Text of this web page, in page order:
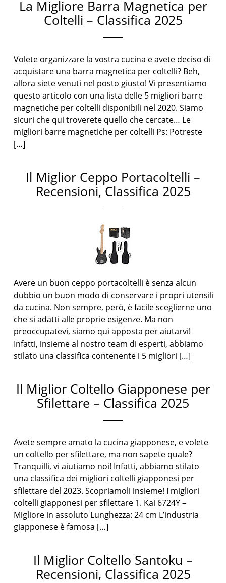
La Migliore Barra Magnetica per
Coltelli – Classifica 2025
Volete organizzare la vostra cucina e avete deciso di
acquistare una barra magnetica per coltelli? Beh,
allora siete venuti nel posto giusto! Vi presentiamo
questo articolo con una lista delle 5 migliori barre
magnetiche per coltelli disponibili nel 2020. Siamo
sicuri che qui troverete quello che cercate… Le
migliori barre magnetiche per coltelli Ps: Potreste
[…]
Il Miglior Ceppo Portacoltelli –
Recensioni, Classifica 2025
Avere un buon ceppo portacoltelli è senza alcun
dubbio un buon modo di conservare i propri utensili
da cucina. Non sempre, però, è facile sceglierne uno
che si adatti alle proprie esigenze. Ma non
preoccupatevi, siamo qui apposta per aiutarvi!
Infatti, insieme al nostro team di esperti, abbiamo
stilato una classifica contenente i 5 migliori […]
Il Miglior Coltello Giapponese per
Sfilettare – Classifica 2025
Avete sempre amato la cucina giapponese, e volete
un coltello per sfilettare, ma non sapete quale?
Tranquilli, vi aiutiamo noi! Infatti, abbiamo stilato
una classifica dei migliori coltelli giapponesi per
sfilettare del 2023. Scopriamoli insieme! I migliori
coltelli giapponesi per sfilettare 1. Kai 6724Y –
Migliore in assoluto Lunghezza: 24 cm L’industria
giapponese è famosa […]
Il Miglior Coltello Santoku –
Recensioni, Classifica 2025